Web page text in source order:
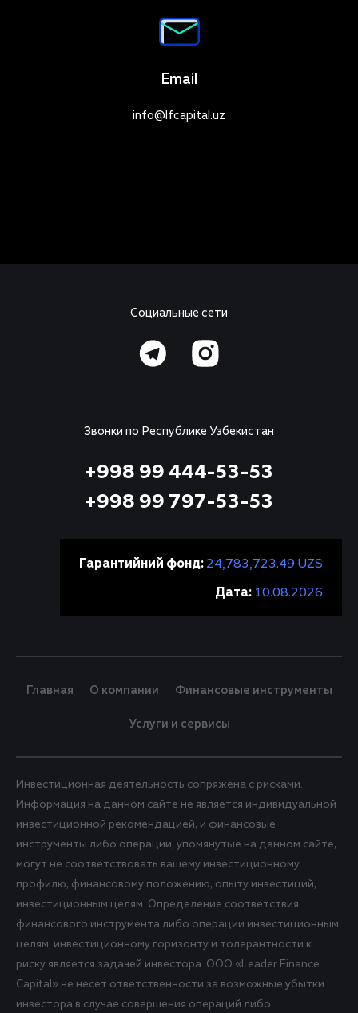
Email
info@lfcapital.uz
Социальные сети
Звонки по Республике Узбекистан
+998 99 444-53-53
+998 99 797-53-53
Гарантийний фонд: 24,783,723.49 UZS
Дата: 10.08.2026
Главная О компании Финансовые инструменты
Услуги и сервисы
Инвестиционная деятельность сопряжена с рисками.
Информация на данном сайте не является индивидуальной
инвестиционной рекомендацией, и финансовые
инструменты либо операции, упомянутые на данном сайте,
могут не соответствовать вашему инвестиционному
профилю, финансовому положению, опыту инвестиций,
инвестиционным целям. Определение соответствия
финансового инструмента либо операции инвестиционным
целям, инвестиционному горизонту и толерантности к
риску является задачей инвестора. ООО «Leader Finance
Capital» не несет ответственности за возможные убытки
инвестора в случае совершения операций либо